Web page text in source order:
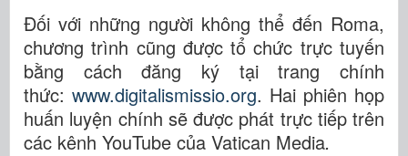
Đối với những người không thể đến Roma,
chương trình cũng được tổ chức trực tuyến
bằng cách đăng ký tại trang chính
thức: www.digitalismissio.org. Hai phiên họp
huấn luyện chính sẽ được phát trực tiếp trên
các kênh YouTube của Vatican Media.